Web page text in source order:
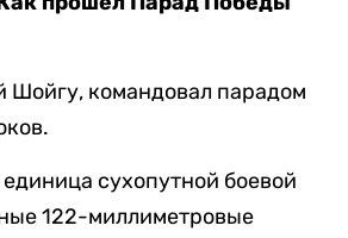
командовал парадом
сухопутной боевой
122-миллиметровые